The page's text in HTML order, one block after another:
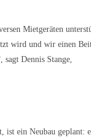
Mietgeräten
wird und wir einen
sagt Dennis Stange,
ist ein Neubau geplant: